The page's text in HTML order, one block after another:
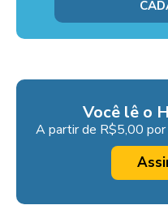
Você lê o
A partir de R$5,00 por